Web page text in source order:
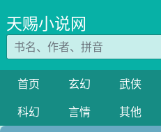
天赐小说网
首页 玄幻 武侠
科幻
言情 其他